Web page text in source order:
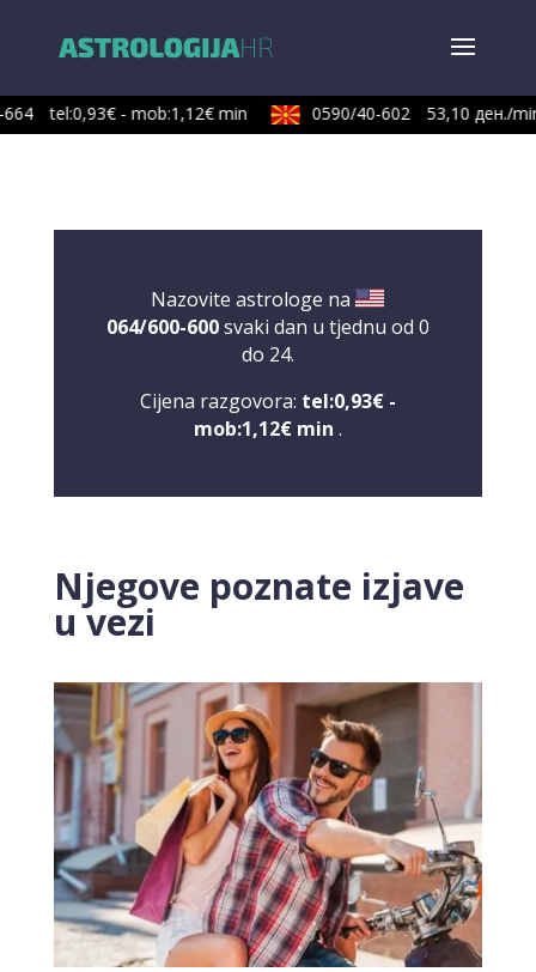
tel:0,93€ - mob:1,12€ min 0590/40-602 53,10 ден./min
Nazovite astrologe na
064/600-600svaki dan u tjednu od 0
do 24.
Cijena razgovora: tel:0,93€ -
mob:1,12€ min .
Njegove poznate izjave
u vezi